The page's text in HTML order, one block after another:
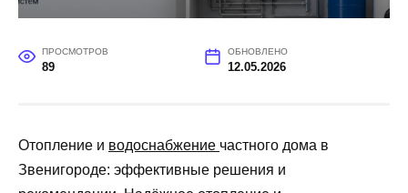
ПРОСМОТРОВ
89
ОБНОВЛЕНО
12.05.2026
Отопление и водоснабжение частного дома в
Звенигороде: эффективные решения и